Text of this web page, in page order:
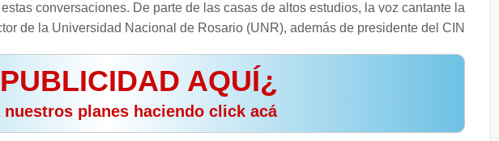
conversaciones. De parte de las casas de altos estudios, la voz cantante la
de la Universidad Nacional de Rosario (UNR), además de presidente del CIN.
¿TU PUBLICIDAD AQUÍ?
️ Consultá nuestros planes haciendo click acá